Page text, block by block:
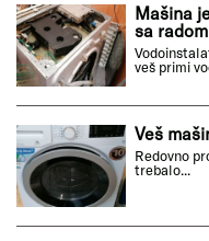
Mašina
sa radom
veš primi
Veš
Redovno
trebalo...